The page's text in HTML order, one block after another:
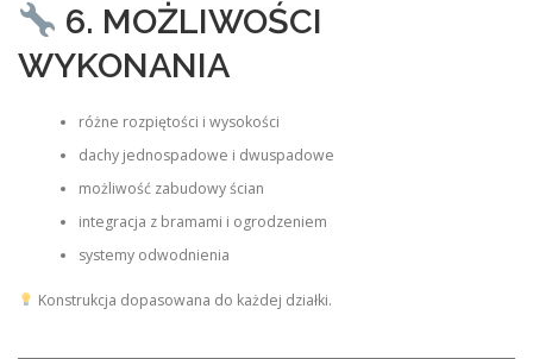
6. MOŻLIWOŚCI
WYKONANIA
różne rozpiętości i wysokości
dachy jednospadowe i dwuspadowe
możliwość zabudowy ścian
integracja z bramami i ogrodzeniem
systemy odwodnienia
Konstrukcja dopasowana do każdej działki.